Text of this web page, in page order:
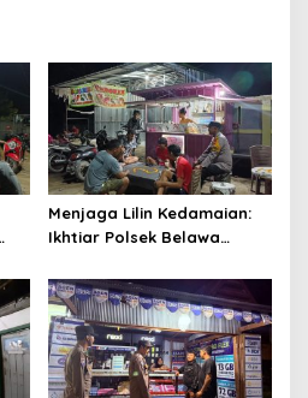
Menjaga Lilin Kedamaian:
Ikhtiar Polsek Belawa
Ketenteraman Umat